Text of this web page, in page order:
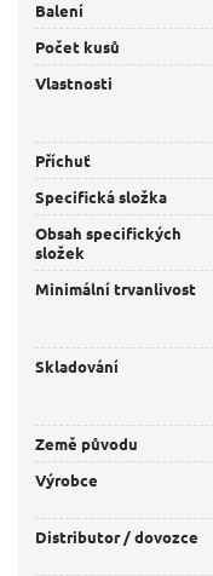
Balení
Počet kusů
Vlastnosti
Příchuť
Specifická složka
Obsah specifických
složek
Minimální trvanlivost
Skladování
Země původu
Výrobce
Distributor / dovozce